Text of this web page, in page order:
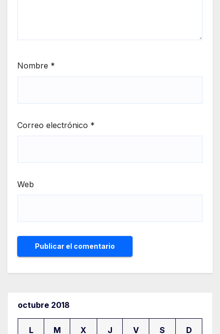
Nombre *
Correo electrónico *
Web
octubre 2018
L M X J V S D